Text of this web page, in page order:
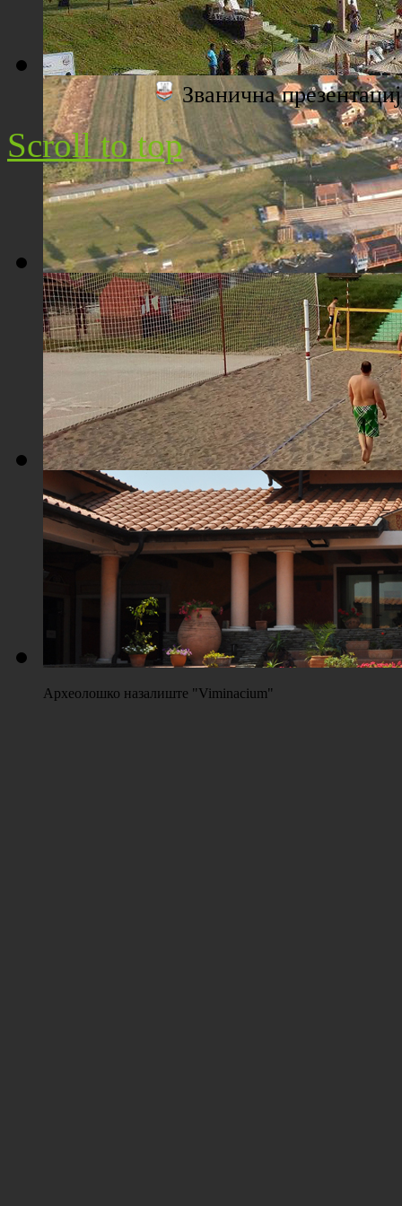
Плажа "Топољар" - Поглед са торња
Плажа "Топољар" - Поглед из ваздуха
Плажа "Топољар" - Терени на песку
Археолошко назалиште "Viminacium"
Званична
Scroll to top